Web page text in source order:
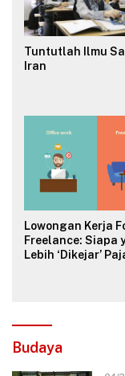
Tuntutlah Ilmu
Iran
Lowongan Kerja
Freelance: Siapa
Lebih ‘Dikejar’
Budaya